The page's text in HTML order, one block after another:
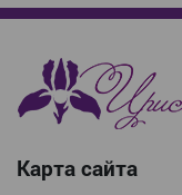
Карта сайта